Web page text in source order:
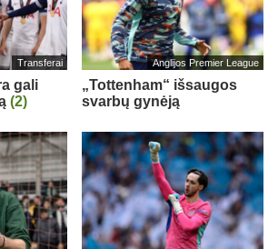
Transferai
gali
(2)
Anglijos Premier League
„Tottenham“ išsaugos
svarbų gynėją